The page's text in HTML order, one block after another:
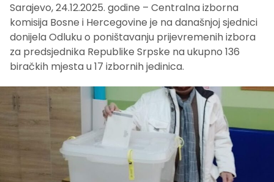
Sarajevo, 24.12.2025. godine – Centralna izborna
komisija Bosne i Hercegovine je na današnjoj sjednici
donijela Odluku o poništavanju prijevremenih izbora
za predsjednika Republike Srpske na ukupno 136
biračkih mjesta u 17 izbornih jedinica.